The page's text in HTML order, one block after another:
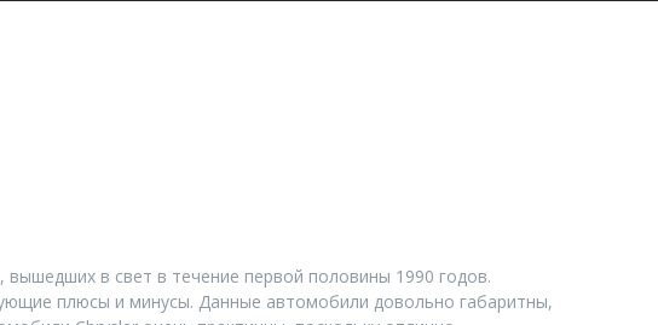
в свет в течение первой половины 1990 годов.
плюсы и минусы. Данные автомобили довольно габаритны,